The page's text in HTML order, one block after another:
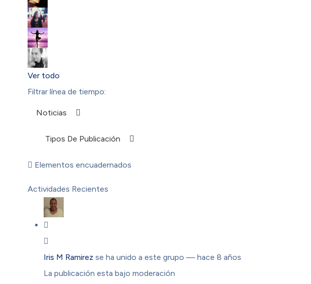
Ver todo
Filtrar línea de tiempo:
Noticias
Tipos De Publicación
Elementos encuadernados
Actividades Recientes
Iris M Ramirez se ha unido a este grupo— hace 8 años
La publicación esta bajo moderación